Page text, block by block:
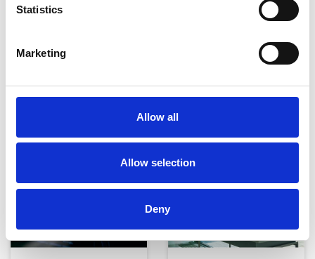
Statistics
Marketing
Allow all
Allow selection
Deny
Rengøring og plejeartikler